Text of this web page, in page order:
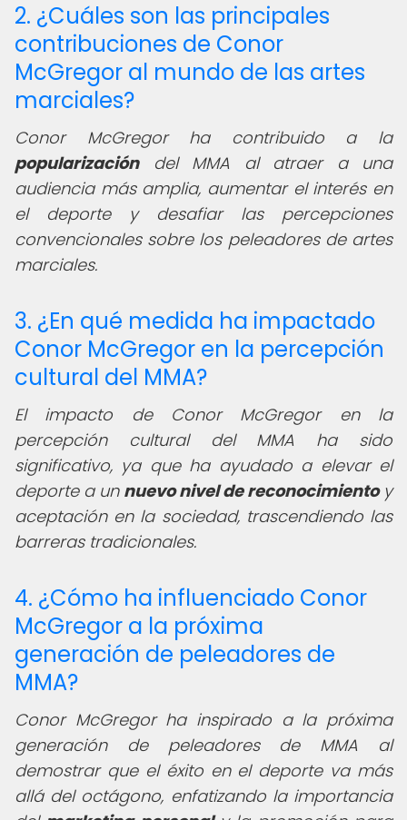
2. ¿Cuáles son las principales
contribuciones de Conor
McGregor al mundo de las artes
marciales?
Conor McGregor ha contribuido a la
popularizacióndel MMA al atraer a una
audiencia más amplia, aumentar el interés en
el deporte y desafiar las percepciones
convencionales sobre los peleadores de artes
marciales.
3. ¿En qué medida ha impactado
Conor McGregor en la percepción
cultural del MMA?
El impacto de Conor McGregor en la
percepción cultural del MMA ha sido
significativo, ya que ha ayudado a elevar el
deporte a un nuevo nivel de reconocimientoy
aceptación en la sociedad, trascendiendo las
barreras tradicionales.
4. ¿Cómo ha influenciado Conor
McGregor a la próxima
generación de peleadores de
MMA?
Conor McGregor ha inspirado a la próxima
generación de peleadores de MMA al
demostrar que el éxito en el deporte va más
allá del octágono, enfatizando la importancia